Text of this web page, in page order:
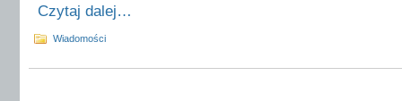
Czytaj dalej…
Wiadomości